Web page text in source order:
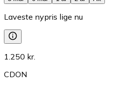
Laveste nypris lige nu
1.250 kr.
CDON